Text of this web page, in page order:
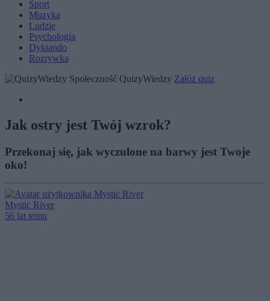
Sport
Muzyka
Ludzie
Psychologia
Dyktando
Rozrywka
Społeczność QuizyWiedzy Załóż quiz
Jak ostry jest Twój wzrok?
Przekonaj się, jak wyczulone na barwy jest Twoje
oko!
Mystic River
56 lat temu